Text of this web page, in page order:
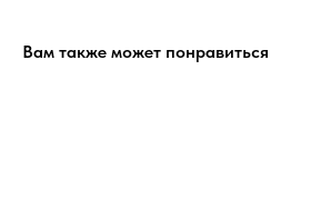
Вам также может понравиться